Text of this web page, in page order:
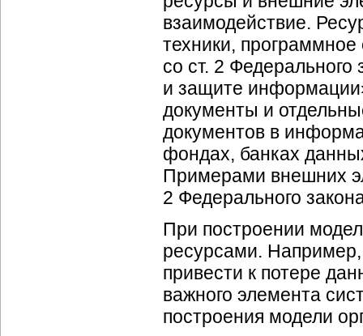
взаимодействие.
техники,
со ст. 2
и защите
документы и
документов в
фондах, банках
Примерами внешних
2 Федерального
При построении
ресурсами.
привести к потере
важного элемента
построения модели